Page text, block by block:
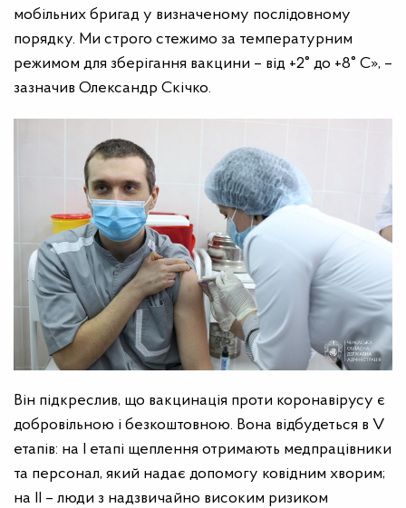
мобільних бригад у визначеному послідовному
порядку. Ми строго стежимо за температурним
режимом для зберігання вакцини – від +2° до +8° С», –
зазначив Олександр Скічко.
Він підкреслив, що вакцинація проти коронавірусу є
добровільною і безкоштовною. Вона відбудеться в V
етапів: на І етапі щеплення отримають медпрацівники
та персонал, який надає допомогу ковідним хворим;
на ІІ – люди з надзвичайно високим ризиком